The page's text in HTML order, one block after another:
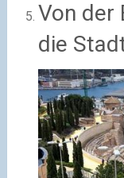
Von der
die